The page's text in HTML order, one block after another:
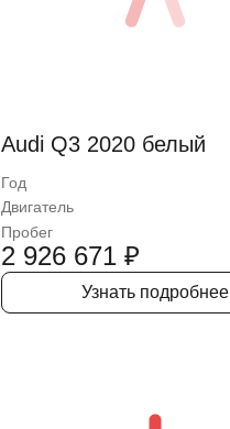
Audi Q3 2020 белый
Год
Двигатель
Пробег
2 926 671 ₽
Узнать подробнее